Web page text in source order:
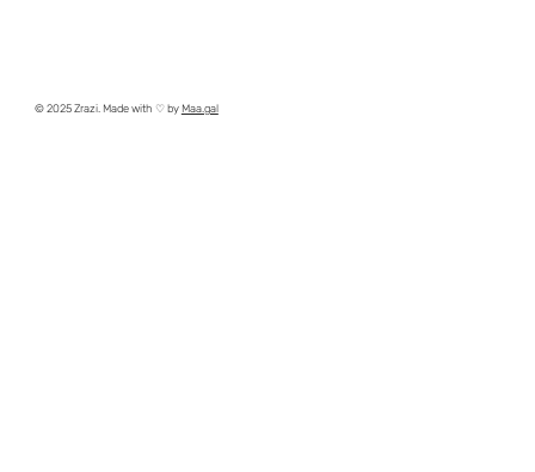
© 2025 Zrazi. Made with ♡ byMaa.gal